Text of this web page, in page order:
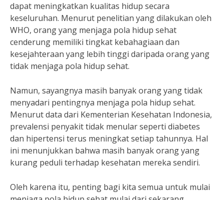
dapat meningkatkan kualitas hidup secara
keseluruhan. Menurut penelitian yang dilakukan oleh
WHO, orang yang menjaga pola hidup sehat
cenderung memiliki tingkat kebahagiaan dan
kesejahteraan yang lebih tinggi daripada orang yang
tidak menjaga pola hidup sehat.
Namun, sayangnya masih banyak orang yang tidak
menyadari pentingnya menjaga pola hidup sehat.
Menurut data dari Kementerian Kesehatan Indonesia,
prevalensi penyakit tidak menular seperti diabetes
dan hipertensi terus meningkat setiap tahunnya. Hal
ini menunjukkan bahwa masih banyak orang yang
kurang peduli terhadap kesehatan mereka sendiri.
Oleh karena itu, penting bagi kita semua untuk mulai